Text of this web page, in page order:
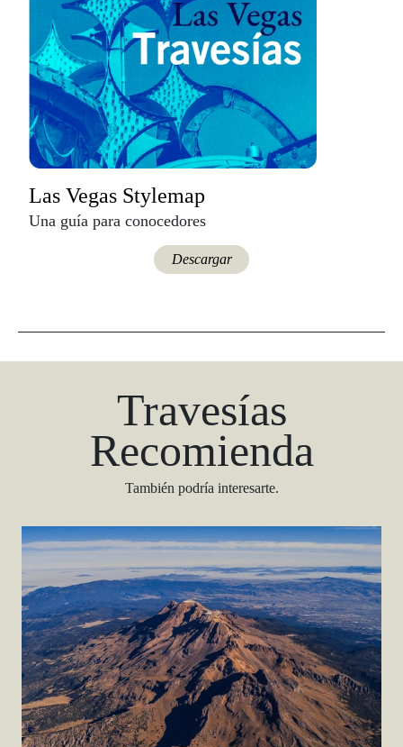
Las Vegas Stylemap
Una guía para conocedores
Descargar
Travesías
Recomienda
También podría interesarte.